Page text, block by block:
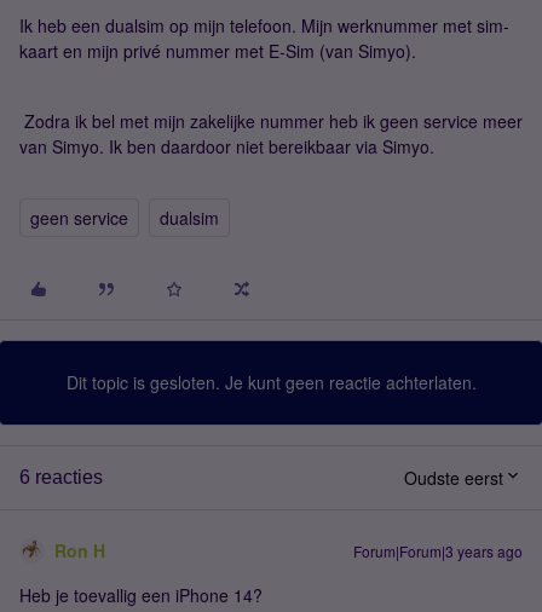
Ik heb een dualsim op mijn telefoon. Mijn werknummer met sim-
kaart en mijn privé nummer met E-Sim (van Simyo).
Zodra ik bel met mijn zakelijke nummer heb ik geen service meer
van Simyo. Ik ben daardoor niet bereikbaar via Simyo.
geen service dualsim
Dit topic is gesloten. Je kunt geen reactie achterlaten.
6 reacties Oudste eerst
Ron H Forum|Forum|3 years ago
Heb je toevallig een iPhone 14?